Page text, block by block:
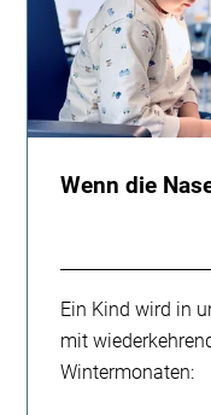
Wenn die
Ein Kind wird in
mit
Wintermonaten: